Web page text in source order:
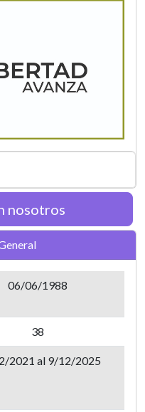
nosotros
06/06/1988
38
2021 al 9/12/2025